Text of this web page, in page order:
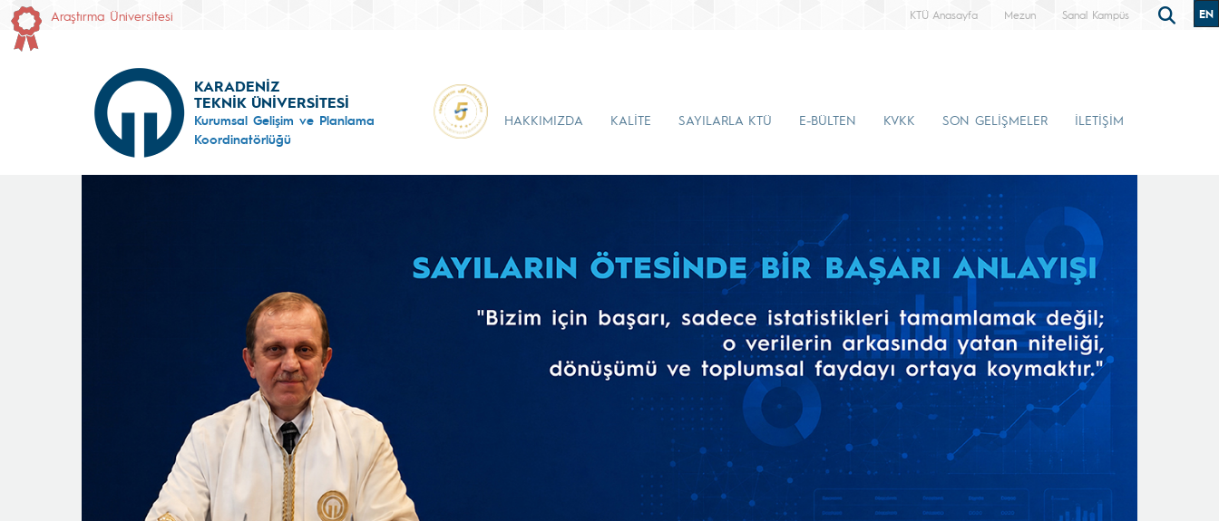
Araştırma Üniversitesi KTÜ Anasayfa Mezun Sanal Kampüs EN
KARADENİZ
TEKNİK ÜNİVERSİTESİ
Kurumsal Gelişim ve Planlama
Koordinatörlüğü
HAKKIMIZDA KALİTE SAYILARLA KTÜ E-BÜLTEN KVKK SON GELİŞMELER İLETİŞİM